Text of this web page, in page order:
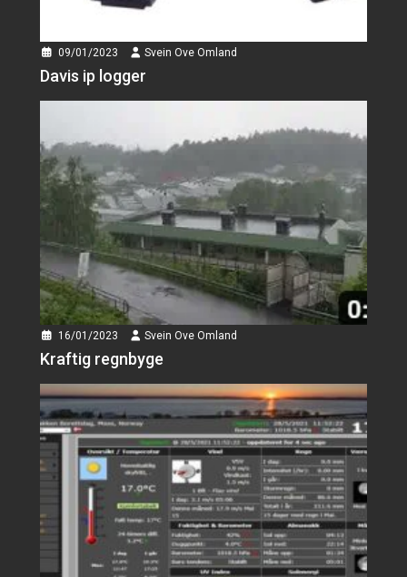
09/01/2023 Svein Ove Omland
Davis ip logger
16/01/2023 Svein Ove Omland
Kraftig regnbyge